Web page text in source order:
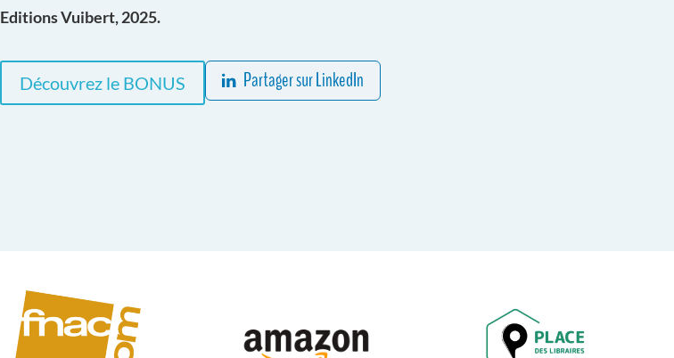
Editions Vuibert, 2025.
Découvrez le BONUS Partager sur LinkedIn